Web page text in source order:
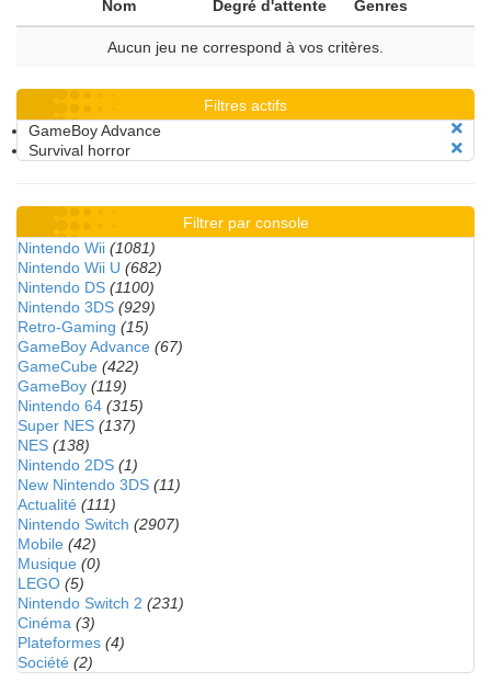
Nom Degré d'attente Genres
Aucun jeu ne correspond à vos critères.
Filtres actifs
GameBoy Advance
Survival horror
Filtrer par console
Nintendo Wii (1081)
Nintendo Wii U (682)
Nintendo DS (1100)
Nintendo 3DS (929)
Retro-Gaming (15)
GameBoy Advance (67)
GameCube (422)
GameBoy (119)
Nintendo 64 (315)
Super NES (137)
NES (138)
Nintendo 2DS (1)
New Nintendo 3DS (11)
Actualité (111)
Nintendo Switch (2907)
Mobile (42)
Musique (0)
LEGO (5)
Nintendo Switch 2 (231)
Cinéma (3)
Plateformes (4)
Société (2)